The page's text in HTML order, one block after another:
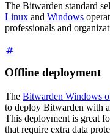
The Bitwarden standard
Linux and Windows
professionals and
Offline deployment
The Bitwarden Windows
to deploy Bitwarden with
This deployment is great
that require extra data